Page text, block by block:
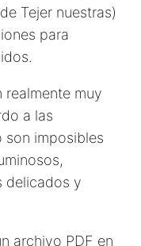
Tejer nuestras)
para
realmente muy
a las
son imposibles
delicados y
archivo PDF en